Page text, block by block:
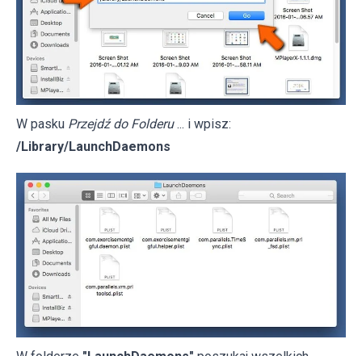
W pasku Przejdź do Folderu ... i wpisz:
/Library/LaunchDaemons